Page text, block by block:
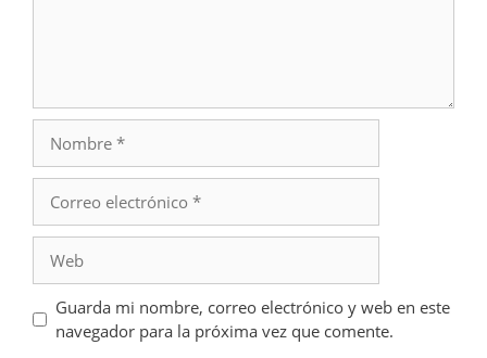
electrónico
Guarda mi nombre, correo electrónico y web en este
navegador para la próxima vez que comente.